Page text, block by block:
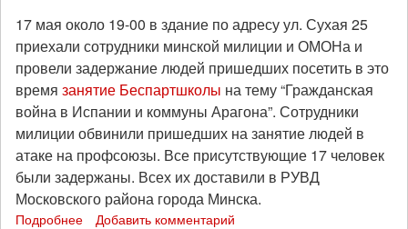
17 мая около 19-00 в здание по адресу ул. Сухая 25
приехали сотрудники минской милиции и ОМОНа и
провели задержание людей пришедших посетить в это
время занятие Беспартшколы на тему “Гражданская
война в Испании и коммуны Арагона”. Сотрудники
милиции обвинили пришедших на занятие людей в
атаке на профсоюзы. Все присутствующие 17 человек
были задержаны. Всех их доставили в РУВД
Московского района города Минска.
Подробнее Добавить комментарий